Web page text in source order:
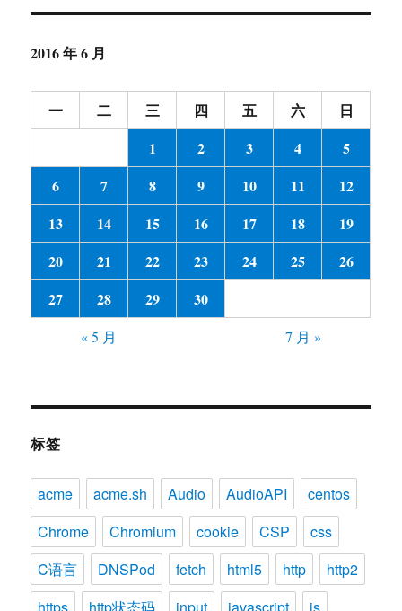
2016 年 6 月
一 二 三 四 五 六
日
1
2 3 4
5
6
7 8 9 10 11
12
13
14 15 16 17 18
19
20
21 22 23 24 25
26
27
28 29 30
« 5 月 7 月 »
标签
acme acme.sh Audio AudioAPI
centos
Chrome
Chromium cookie CSP
css
C语言
DNSPod fetch html5 http
http2